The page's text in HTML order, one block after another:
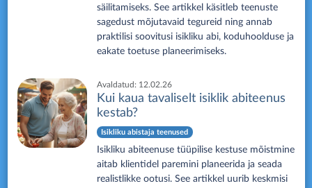
säilitamiseks. See artikkel käsitleb teenuste
sagedust mõjutavaid tegureid ning annab
praktilisi soovitusi isikliku abi, koduhoolduse ja
eakate toetuse planeerimiseks.
Avaldatud: 12.02.26
Kui kaua tavaliselt isiklik abiteenus
kestab?
Isikliku abistaja teenused
Isikliku abiteenuse tüüpilise kestuse mõistmine
aitab klientidel paremini planeerida ja seada
realistlikke ootusi. See artikkel uurib keskmisi